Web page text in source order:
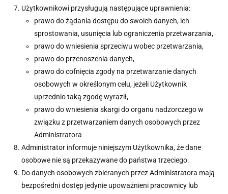
Użytkownikowi przysługują następujące uprawnienia:
prawo do żądania dostępu do swoich danych, ich
sprostowania, usunięcia lub ograniczenia przetwarzania,
prawo do wniesienia sprzeciwu wobec przetwarzania,
prawo do przenoszenia danych,
prawo do cofnięcia zgody na przetwarzanie danych
osobowych w określonym celu, jeżeli Użytkownik
uprzednio taką zgodę wyraził,
prawo do wniesienia skargi do organu nadzorczego w
związku z przetwarzaniem danych osobowych przez
Administratora
Administrator informuje niniejszym Użytkownika, że dane
osobowe nie są przekazywane do państwa trzeciego.
Do danych osobowych zbieranych przez Administratora mają
bezpośredni dostęp jedynie upoważnieni pracownicy lub